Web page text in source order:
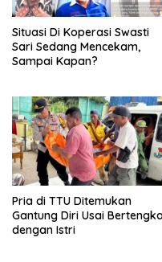
Situasi Di Koperasi Swasti
Sari Sedang Mencekam,
Sampai Kapan?
Pria di TTU Ditemukan
Gantung Diri Usai
dengan Istri